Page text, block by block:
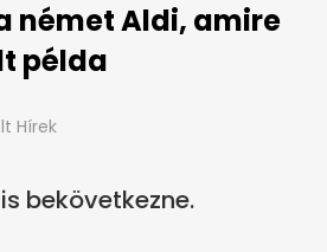
német Aldi, amire
példa
Hírek
bekövetkezne.